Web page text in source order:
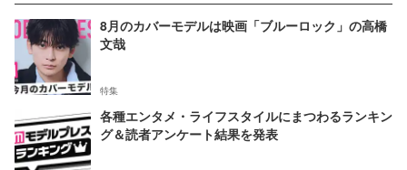
8月のカバーモデルは映画「ブルーロック」の高橋
文哉
特集
各種エンタメ・ライフスタイルにまつわるランキン
グ＆読者アンケート結果を発表